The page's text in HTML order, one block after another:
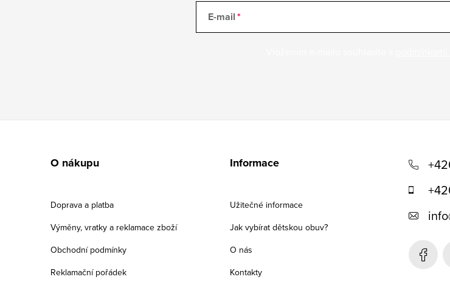
E-mail
O nákupu
Doprava a platba
Výměny, vratky a reklamace zboží
Obchodní podmínky
Reklamační pořádek
Informace
Užitečné informace
Jak vybírat dětskou obuv?
O nás
Kontakty
info